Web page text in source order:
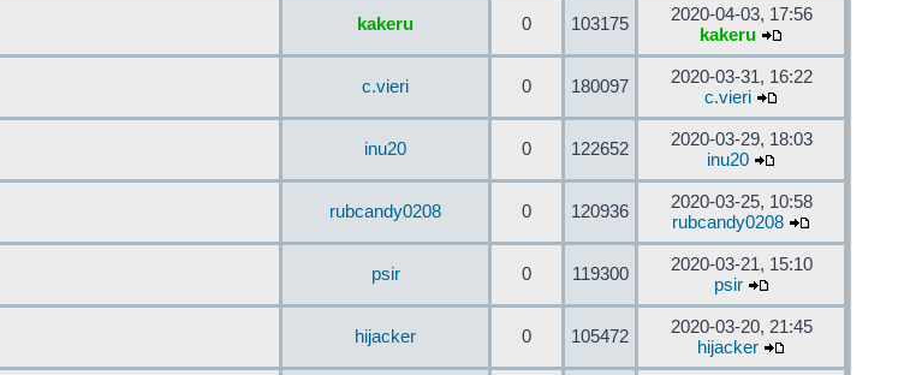
kakeru 0 103175
2020-04-03, 17:56
kakeru
c.vieri 0 180097
2020-03-31, 16:22
c.vieri
inu20 0 122652
2020-03-29, 18:03
inu20
rubcandy0208 0 120936
2020-03-25, 10:58
rubcandy0208
psir 0 119300
2020-03-21, 15:10
psir
hijacker 0 105472
2020-03-20, 21:45
hijacker